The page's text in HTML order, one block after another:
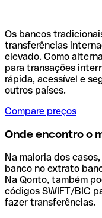
Os bancos
transferências
elevado. Como
para transações
rápida, acessível e
outros países.
Compare preços
Onde encontro o
Na maioria dos
banco no extrato
Na Qonto, também
códigos SWIFT/BIC
fazer transferências.